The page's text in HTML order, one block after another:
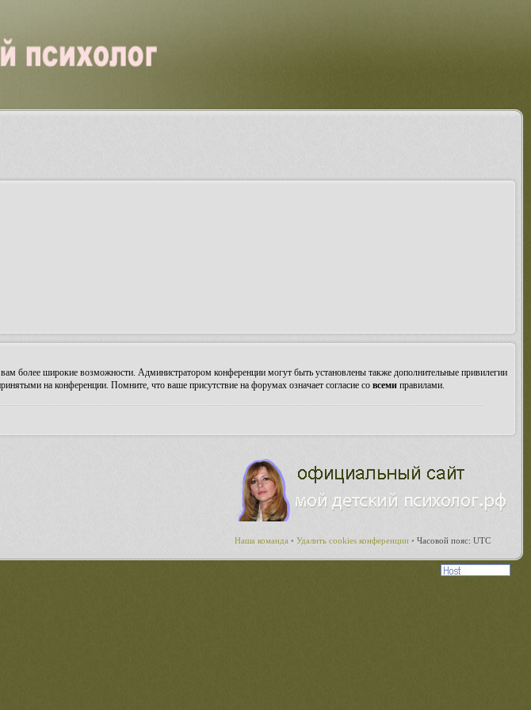
более широкие возможности. Администратором конференции могут быть установлены также дополнительные привилегии
на конференции. Помните, что ваше присутствие на форумах означает согласие со всеми правилами.
Наша команда • Удалить cookies конференции • Часовой пояс: UTC